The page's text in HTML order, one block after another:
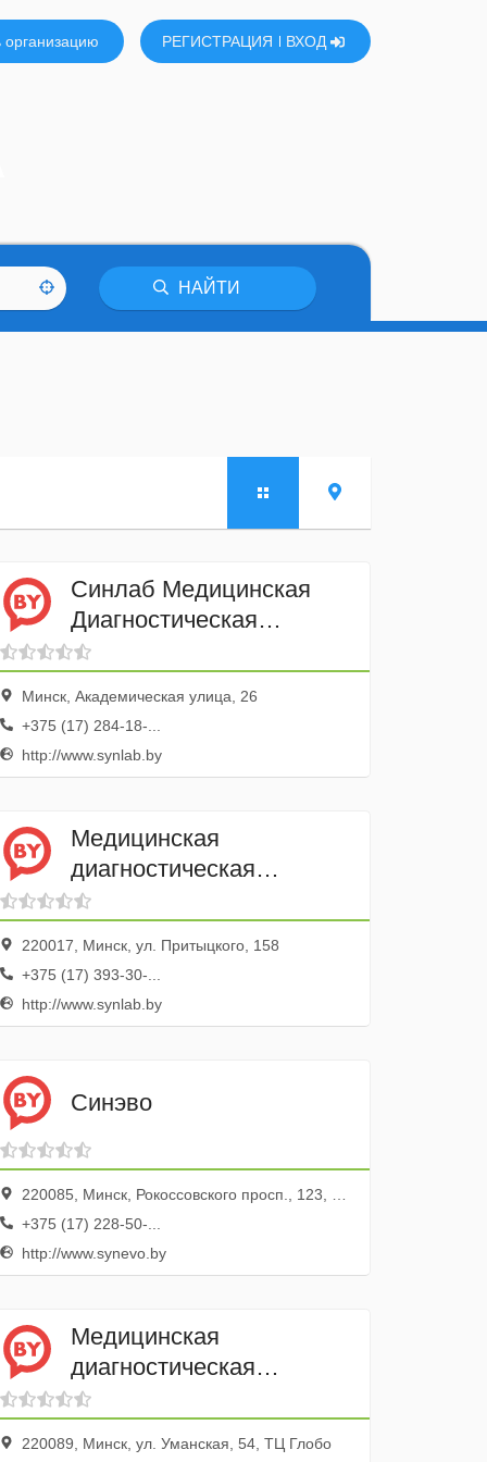
РЕГИСТРАЦИЯ ВХОД
НАЙТИ
Синлаб Медицинская
Диагностическая
Лаборатория
Минск, Академическая улица, 26
+375 (17) 284-18-...
http://www.synlab.by
Медицинская
диагностическая
лаборатория Синлаб
220017, Минск, ул. Притыцкого, 158
+375 (17) 393-30-...
http://www.synlab.by
Синэво
220085, Минск, Рокоссовского просп., 123, литера Б
+375 (17) 228-50-...
http://www.synevo.by
Медицинская
диагностическая
лаборатория Синлаб-
Емл
220089, Минск, ул. Уманская, 54, ТЦ Глобо